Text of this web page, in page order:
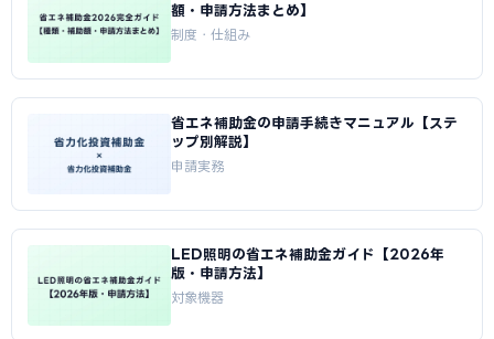
額・申請方法まとめ】
制度・仕組み
省エネ補助金の申請手続きマニュアル【ステ
ップ別解説】
申請実務
LED照明の省エネ補助金ガイド【2026年
版・申請方法】
対象機器